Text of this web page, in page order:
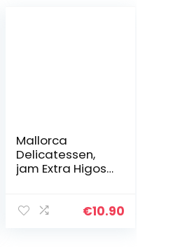
Mallorca
Delicatessen,
jam Extra Higos
€10.90